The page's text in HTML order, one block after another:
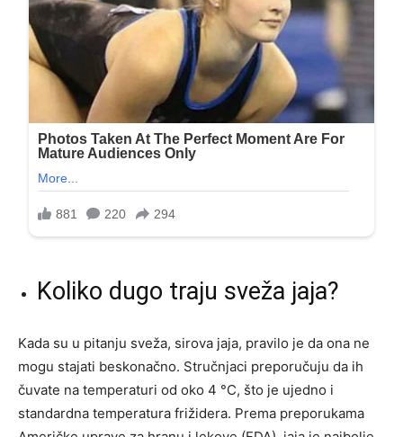
Koliko dugo traju sveža jaja?
Kada su u pitanju sveža, sirova jaja, pravilo je da ona ne
mogu stajati beskonačno. Stručnjaci preporučuju da ih
čuvate na temperaturi od oko 4 °C, što je ujedno i
standardna temperatura frižidera. Prema preporukama